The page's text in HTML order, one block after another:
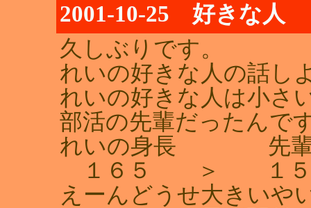
2001-10-25 好きな人
久しぶりです。
れいの好きな人の話し
れいの好きな人は小さ
部活の先輩だったんで
れいの身長 先輩
１６５ ＞ １５
えーんどうせ大きいや